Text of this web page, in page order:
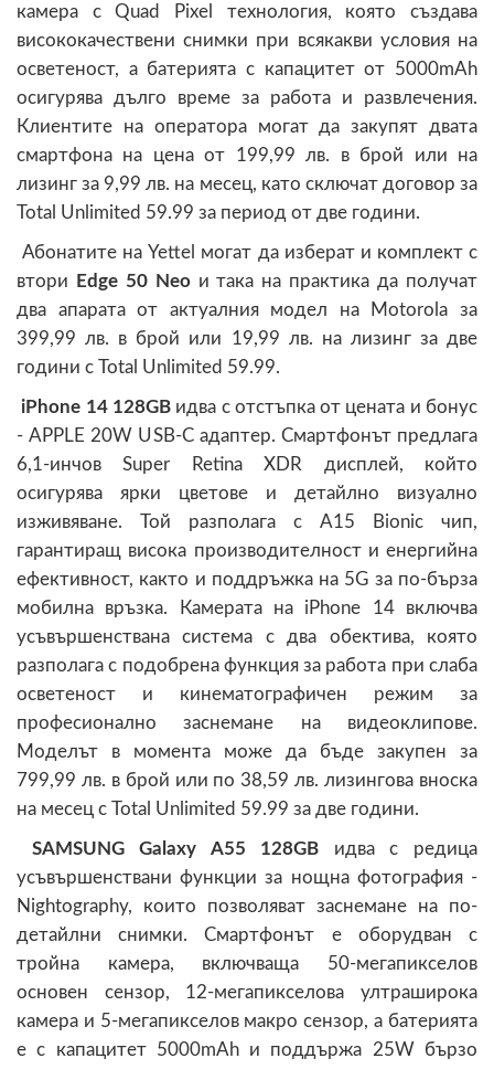
камера с Quad Pixel технология, която създава
висококачествени снимки при всякакви условия на
осветеност, а батерията с капацитет от 5000mAh
осигурява дълго време за работа и развлечения.
Клиентите на оператора могат да закупят двата
смартфона на цена от 199,99 лв. в брой или на
лизинг за 9,99 лв. на месец, като сключат договор за
Total Unlimited 59.99 за период от две години.
Абонатите на Yettel могат да изберат и комплект с
втори
Edge 50 Neoи така на практика да получат
два апарата от актуалния модел на Motorola за
399,99 лв. в брой или 19,99 лв. на лизинг за две
години с Total Unlimited 59.99.
iPhone 14 128GBидва с отстъпка от цената и бонус
- APPLE 20W USB-C адаптер. Смартфонът предлага
6,1-инчов Super Retina XDR дисплей, който
осигурява ярки цветове и детайлно визуално
изживяване. Той разполага с A15 Bionic чип,
гарантиращ висока производителност и енергийна
ефективност, както и поддръжка на 5G за по-бърза
мобилна връзка. Камерата на iPhone 14 включва
усъвършенствана система с два обектива, която
разполага с подобрена функция за работа при слаба
осветеност и кинематографичен режим за
професионално заснемане на видеоклипове.
Моделът в момента може да бъде закупен за
799,99 лв. в брой или по 38,59 лв. лизингова вноска
на месец с Total Unlimited 59.99 за две години.
SAMSUNG Galaxy A55 128GB идва с редица
усъвършенствани функции за нощна фотография -
Nightography, които позволяват заснемане на по-
детайлни снимки. Смартфонът е оборудван с
тройна камера, включваща 50-мегапикселов
основен сензор, 12-мегапикселова ултраширока
камера и 5-мегапикселов макро сензор, а батерията
е с капацитет 5000mAh и поддържа 25W бързо